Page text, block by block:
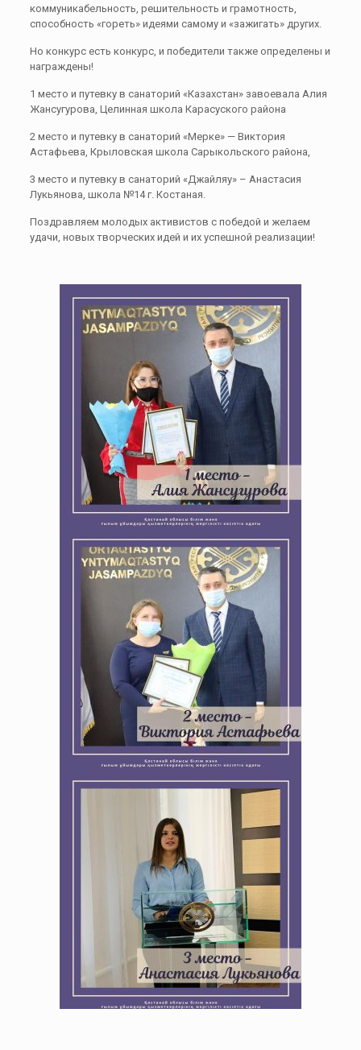
коммуникабельность, решительность и грамотность,
способность «гореть» идеями самому и «зажигать» других.
Но конкурс есть конкурс, и победители также определены и
награждены!
1 место и путевку в санаторий «Казахстан» завоевала Алия
Жансугурова, Целинная школа Карасуского района
2 место и путевку в санаторий «Мерке» — Виктория
Астафьева, Крыловская школа Сарыкольского района,
3 место и путевку в санаторий «Джайляу» – Анастасия
Лукьянова, школа №14 г. Костаная.
Поздравляем молодых активистов с победой и желаем
удачи, новых творческих идей и их успешной реализации!